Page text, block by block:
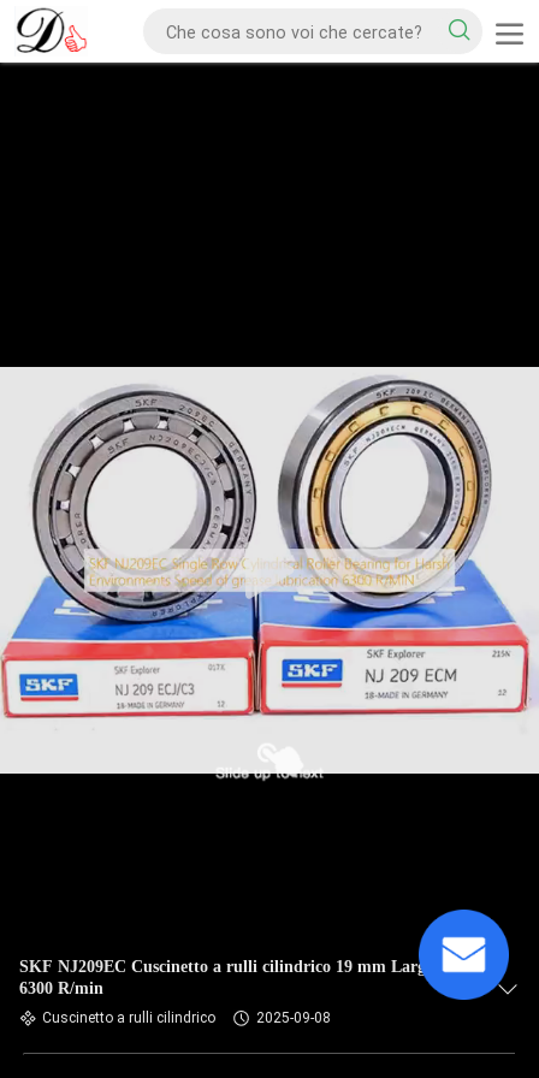
SKF NJ209EC Cuscinetto a rulli cilindrico 19 mm Larghezza
6300 R/min
Cuscinetto a rulli cilindrico 2025-09-08